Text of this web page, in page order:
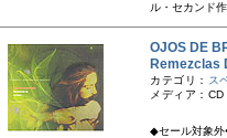
ル・セカンド
OJOS DE
Remezclas
カテゴリ： ス
メディア：CD
◆セール対象外